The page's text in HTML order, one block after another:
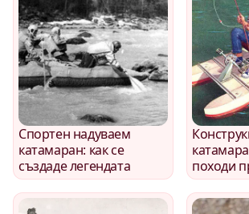
Спортен надуваем
катамаран: как се
създаде легендата
походи
туриста